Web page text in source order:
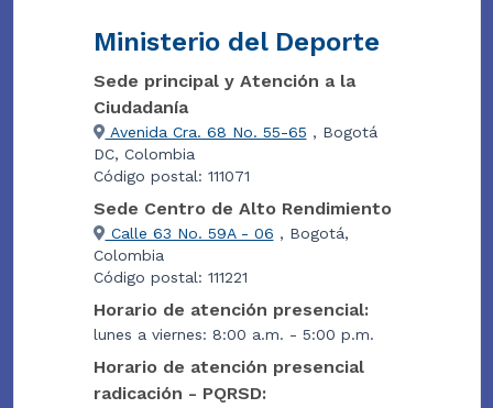
Ministerio del Deporte
Sede principal y Atención a la
Ciudadanía
Avenida Cra. 68 No. 55-65 , Bogotá
DC, Colombia
Código postal: 111071
Sede Centro de Alto Rendimiento
Calle 63 No. 59A - 06 , Bogotá,
Colombia
Código postal: 111221
Horario de atención presencial:
lunes a viernes: 8:00 a.m. - 5:00 p.m.
Horario de atención presencial
radicación - PQRSD: